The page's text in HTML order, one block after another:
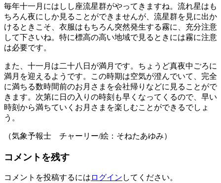
毎年十一月にはしし座流星群がやってきますね。流れ星はも
ちろん夜にしか見ることができませんが、流星群を見に出か
けるときこそ、衣服はもちろん突然発生する霧に、充分注意
して下さいね。特に標高の高い地域で見るときには霧に注意
は必要です。
また、十一月は二十八日が満月です。ちょうど真夜中ごろに
満月を迎えるようです。この時期は空気が澄んでいて、完全
に満ちる数時間前のお月さまを会社帰りなどに見ることがで
きます。次第に日の入りの時刻も早くなってくるので、早い
時刻から満ちていくお月さまを楽しむことができるでしょ
う。
（気象予報士 チャーリー/絵：そねたあゆみ）
コメントを残す
コメントを投稿するには ログイン してください。